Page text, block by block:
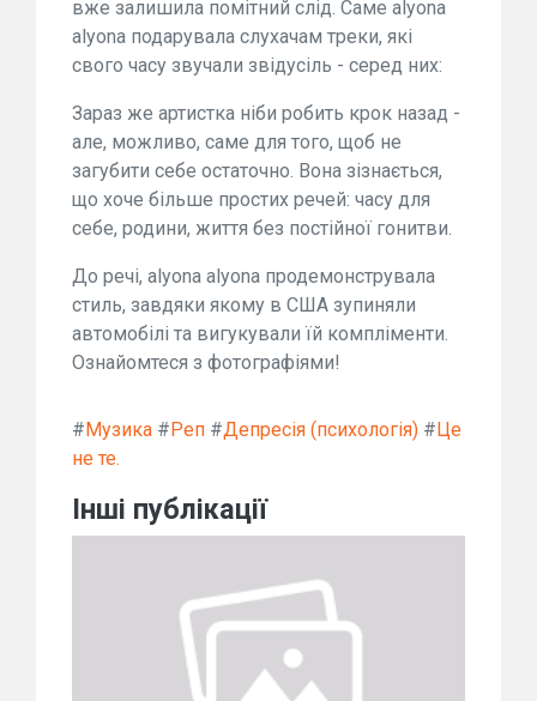
вже залишила помітний слід. Саме alyona
alyona подарувала слухачам треки, які
свого часу звучали звідусіль - серед них:
Зараз же артистка ніби робить крок назад -
але, можливо, саме для того, щоб не
загубити себе остаточно. Вона зізнається,
що хоче більше простих речей: часу для
себе, родини, життя без постійної гонитви.
До речі, alyona alyona продемонструвала
стиль, завдяки якому в США зупиняли
автомобілі та вигукували їй компліменти.
Ознайомтеся з фотографіями!
# Музика # Реп #Депресія (психологія) # Це
не те.
Інші публікації